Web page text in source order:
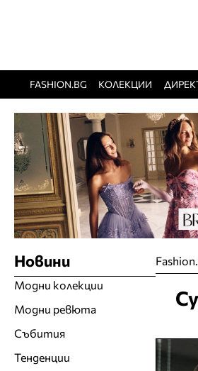
FASHION.BG КОЛЕКЦИИ
Новини
Модни колекции
Модни ревюта
Събития
Тенденции